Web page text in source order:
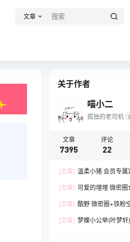
文章
关于作者
喵小二
孤独的老司机
文章
7395
评论
22
[文章] 温柔小猪 会员专
[文章] 可爱的埋埋 微密
[文章] 酷野 微密圈+铁粉
[文章] 梦蝶小公举(叶梦